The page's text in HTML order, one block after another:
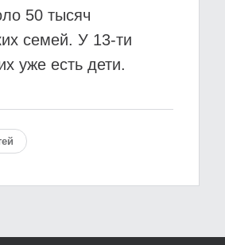
50 тысяч
семей. У 13-ти
уже есть дети.